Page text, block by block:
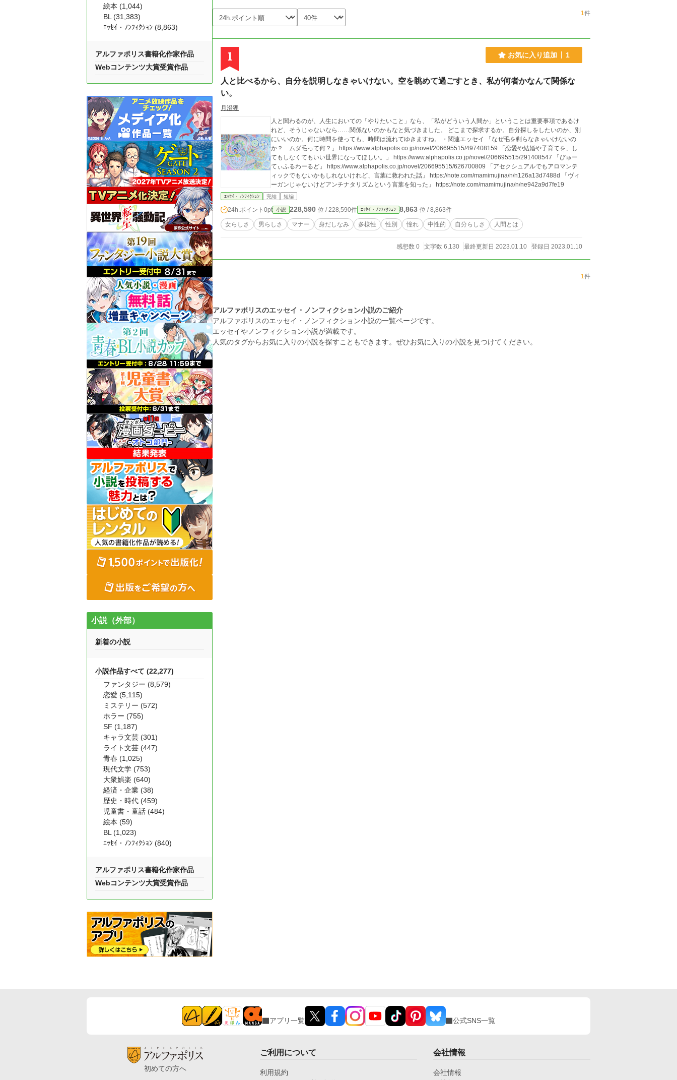
1件
1 お気に入り追加 1
人と比べるから、自分を説明しなきゃいけない。空を眺めて過ごすとき、私が何者かなんて関係な
い。
月澄狸
人と関わるのが、人生においての「やりたいこと」なら、「私がどういう人間か」ということは重要事項であるけ
れど、そうじゃないなら……関係ないのかもなと気づきました。 どこまで探求するか。自分探しをしたいのか、別
にいいのか。何に時間を使っても、時間は流れてゆきますね。 ・関連エッセイ 「なぜ毛を剃らなきゃいけないの
か？ ムダ毛って何？」 https://www.alphapolis.co.jp/novel/206695515/497408159 「恋愛や結婚や子育てを、し
てもしなくてもいい世界になってほしい。」 https://www.alphapolis.co.jp/novel/206695515/291408547 「びゅー
てぃふるわーるど」 https://www.alphapolis.co.jp/novel/206695515/626700809 「アセクシュアルでもアロマンテ
ィックでもないかもしれないけれど、言葉に救われた話」 https://note.com/mamimujina/n/n126a13d7488d 「ヴィ
ーガンじゃないけどアンチナタリズムという言葉を知った」 https://note.com/mamimujina/n/ne942a9d7fe19
ｴｯｾｲ・ﾉﾝﾌｨｸｼｮﾝ 完結 短編
24h.ポイント 0pt 小説 228,590 位 / 228,590件 ｴｯｾｲ・ﾉﾝﾌｨｸｼｮﾝ 8,863 位 / 8,863件
女らしさ 男らしさ マナー 身だしなみ 多様性 性別 憧れ 中性的 自分らしさ 人間とは
感想数 0 文字数 6,130 最終更新日 2023.01.10 登録日 2023.01.10
1件
アルファポリスのエッセイ・ノンフィクション小説のご紹介
アルファポリスのエッセイ・ノンフィクション小説の一覧ページです。
エッセイやノンフィクション小説が満載です。
人気のタグからお気に入りの小説を探すこともできます。ぜひお気に入りの小説を見つけてください。
絵本 (1,044)
BL (31,383)
ｴｯｾｲ・ﾉﾝﾌｨｸｼｮﾝ (8,863)
アルファポリス書籍化作家作品
Webコンテンツ大賞受賞作品
小説（外部）
新着の小説
小説作品すべて (22,277)
ファンタジー (8,579)
恋愛 (5,115)
ミステリー (572)
ホラー (755)
SF (1,187)
キャラ文芸 (301)
ライト文芸 (447)
青春 (1,025)
現代文学 (753)
大衆娯楽 (640)
経済・企業 (38)
歴史・時代 (459)
児童書・童話 (484)
絵本 (59)
BL (1,023)
ｴｯｾｲ・ﾉﾝﾌｨｸｼｮﾝ (840)
アルファポリス書籍化作家作品
Webコンテンツ大賞受賞作品
アプリ一覧 公式SNS一覧
初めての方へ
ご利用について
利用規約
会社情報
会社情報